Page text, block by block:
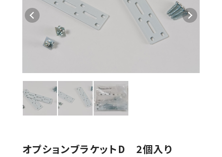
オプションブラケットD 2個入り